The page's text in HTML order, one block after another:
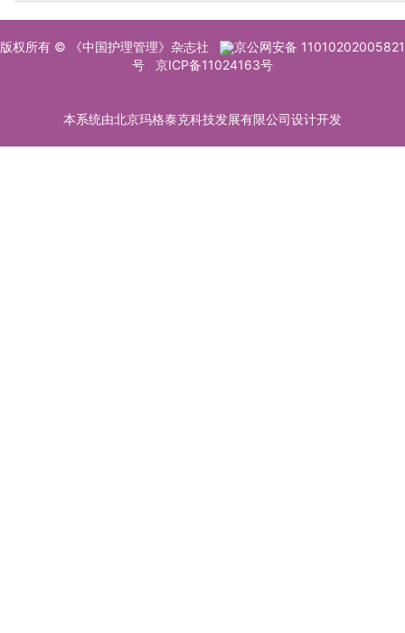
版权所有 © 《中国护理管理》杂志社
京公网安备 11010202005821
号
京ICP备11024163号
本系统由北京玛格泰克科技发展有限公司设计开发